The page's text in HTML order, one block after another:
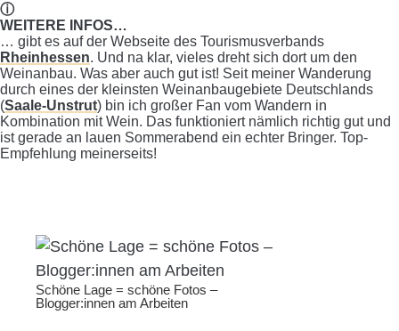
ⓘ
WEITERE INFOS…
… gibt es auf der Webseite des Tourismusverbands
Rheinhessen. Und na klar, vieles dreht sich dort um den
Weinanbau. Was aber auch gut ist! Seit meiner Wanderung
durch eines der kleinsten Weinanbaugebiete Deutschlands
(Saale-Unstrut) bin ich großer Fan vom Wandern in
Kombination mit Wein. Das funktioniert nämlich richtig gut und
ist gerade an lauen Sommerabend ein echter Bringer. Top-
Empfehlung meinerseits!
Schöne Lage = schöne Fotos –
Blogger:innen am Arbeiten